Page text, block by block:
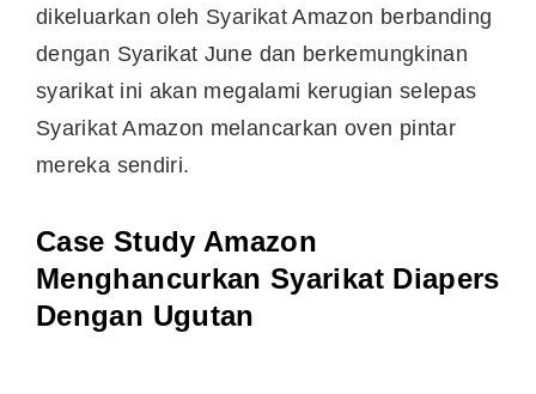
dikeluarkan oleh Syarikat Amazon berbanding
dengan Syarikat June dan berkemungkinan
syarikat ini akan megalami kerugian selepas
Syarikat Amazon melancarkan oven pintar
mereka sendiri.
Case Study Amazon
Menghancurkan Syarikat Diapers
Dengan Ugutan